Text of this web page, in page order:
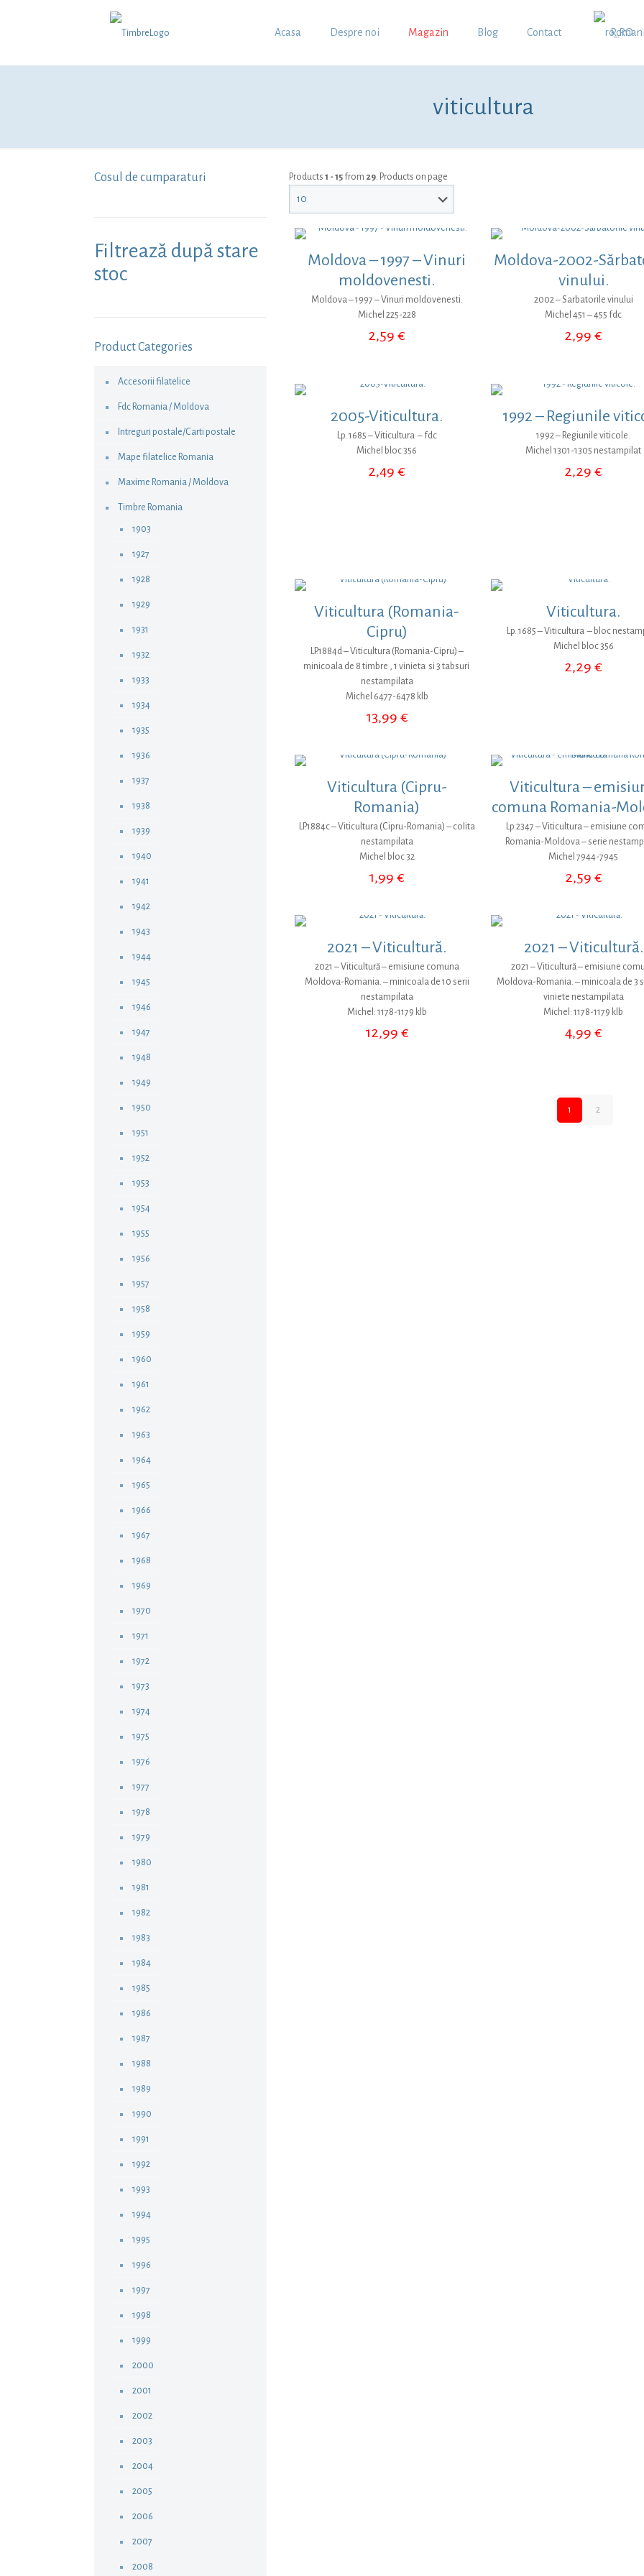
Acasa Despre noi Magazin Blog Contact
viticultura
Products 1 - 15from 29. Products on page
Moldova – 1997 – Vinuri
moldovenesti.
Moldova – 1997 – Vinuri moldovenesti.
Michel 225-228
2,59€
Moldova-2002-
vinului.
2002 – Sarbatorile vinului
Michel 451 – 455 fdc
2,99€
2005-Viticultura.
Lp. 1685 – Viticultura – fdc
Michel bloc 356
2,49€
1992 – Regiunile
1992 – Regiunile viticole.
Michel 1301-1305 nestampilat
2,29€
Viticultura (Romania-
Cipru)
LP.1884d – Viticultura (Romania-Cipru) –
minicoala de 8 timbre , 1 vinieta si 3 tabsuri
nestampilata
Michel 6477-6478 klb
13,99 €
Viticultura.
Lp. 1685 – Viticultura – bloc
Michel bloc 356
2,29€
Viticultura (Cipru-
Romania)
LP.1884c – Viticultura (Cipru-Romania) – colita
nestampilata
Michel bloc 32
1,99€
Viticultura –
comuna Romania-
Lp.2347 – Viticultura – emisiune
Romania-Moldova – serie
Michel 7944-7945
2,59 €
2021 – Viticultură.
2021 – Viticultură – emisiune comuna
Moldova-Romania. – minicoala de 10 serii
nestampilata
Michel: 1178-1179 klb
12,99 €
2021 – Viticultură.
2021 – Viticultură – emisiune
Moldova-Romania. – minicoala de 3
viniete nestampilata
Michel: 1178-1179 klb
4,99 €
1 2
Cosul de cumparaturi
Filtrează după stare
stoc
Product Categories
Accesorii filatelice
Fdc Romania / Moldova
Intreguri postale/Carti postale
Mape filatelice Romania
Maxime Romania / Moldova
Timbre Romania
1903
1927
1928
1929
1931
1932
1933
1934
1935
1936
1937
1938
1939
1940
1941
1942
1943
1944
1945
1946
1947
1948
1949
1950
1951
1952
1953
1954
1955
1956
1957
1958
1959
1960
1961
1962
1963
1964
1965
1966
1967
1968
1969
1970
1971
1972
1973
1974
1975
1976
1977
1978
1979
1980
1981
1982
1983
1984
1985
1986
1987
1988
1989
1990
1991
1992
1993
1994
1995
1996
1997
1998
1999
2000
2001
2002
2003
2004
2005
2006
2007
2008